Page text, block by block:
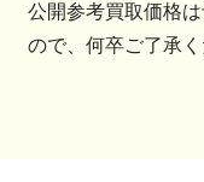
公開参考買取価格
ので、何卒ご了承く